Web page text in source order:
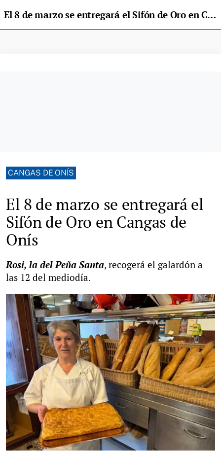
El 8 de marzo se entregará el Sifón de Oro en Cangas de Onís
CANGAS DE ONÍS
El 8 de marzo se entregará el
Sifón de Oro en Cangas de
Onís
Rosi, la del Peña Santa, recogerá el galardón a
las 12 del mediodía.